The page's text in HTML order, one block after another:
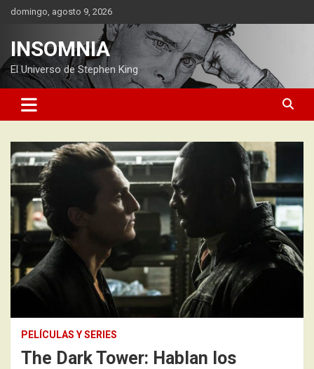
Saltardomingo, agosto 9, 2026
INSOMNIA
El Universo de Stephen King
PELÍCULAS Y SERIES
The Dark Tower: Hablan los